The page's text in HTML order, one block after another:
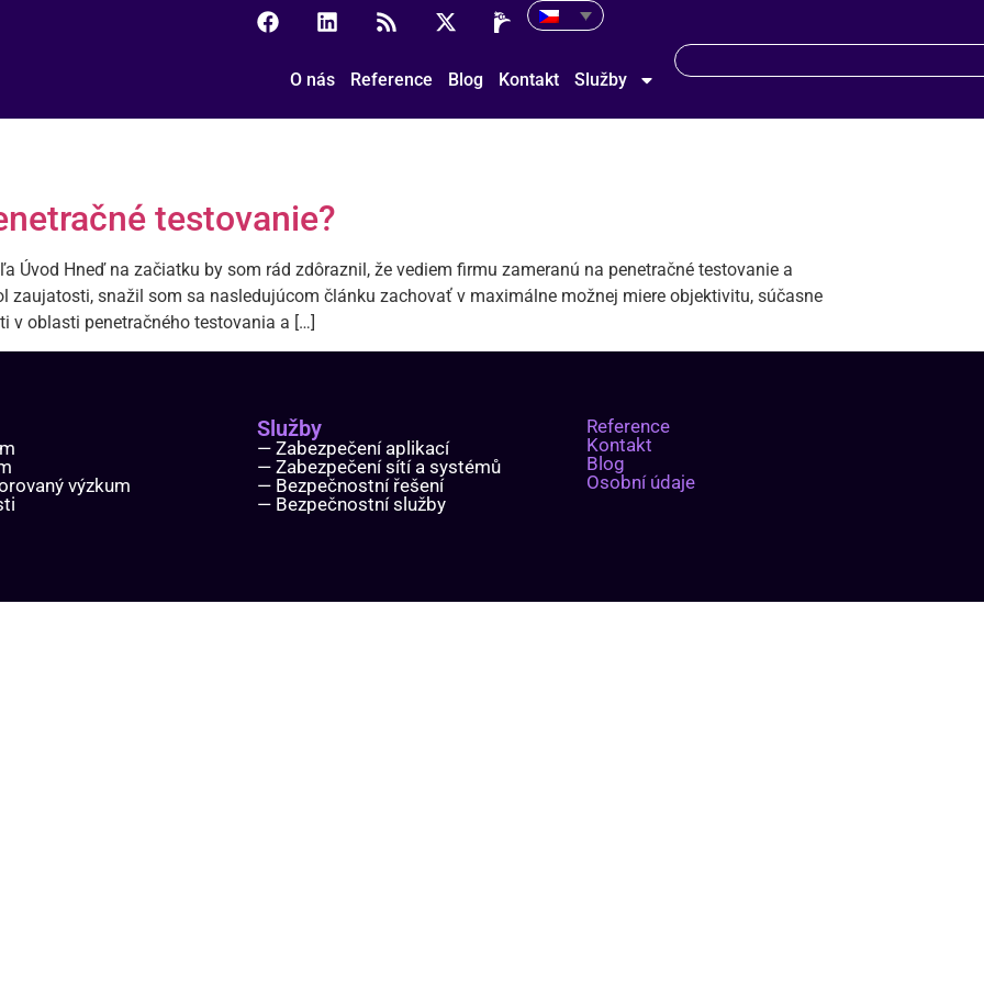
O nás Reference Blog Kontakt Služby
testovanie?
Úvod Hneď na začiatku by som rád zdôraznil, že vediem firmu zameranú na penetračné testovanie a
zaujatosti, snažil som sa nasledujúcom článku zachovať v maximálne možnej miere objektivitu, súčasne
v oblasti penetračného testovania a […]
výzkum
Služby
— Zabezpečení aplikací
— Zabezpečení sítí a systémů
— Bezpečnostní řešení
— Bezpečnostní služby
Reference
Kontakt
Blog
Osobní údaje